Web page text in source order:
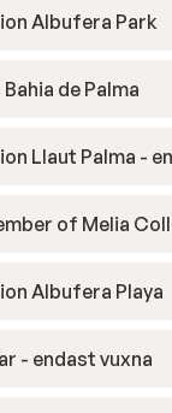
Albufera Park
de Palma
Llaut Palma -
of Melia
Albufera Playa
- endast vuxna